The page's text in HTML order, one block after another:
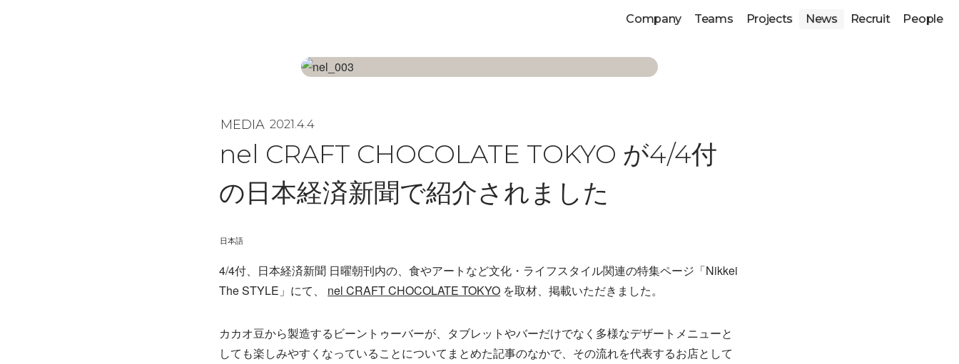
Company Teams Projects News Recruit People
MEDIA 2021.4.4
nel CRAFT CHOCOLATE TOKYO が4/4付
の日本経済新聞で紹介されました
日本語
4/4付、日本経済新聞 日曜朝刊内の、食やアートなど文化・ライフスタイル関連の特集ページ「Nikkei
The STYLE」にて、
nel CRAFT CHOCOLATE TOKYO を取材、掲載いただきました。
カカオ豆から製造するビーントゥーバーが、タブレットやバーだけでなく多様なデザートメニューと
しても楽しみやすくなっていることについてまとめた記事のなかで、その流れを代表するお店として